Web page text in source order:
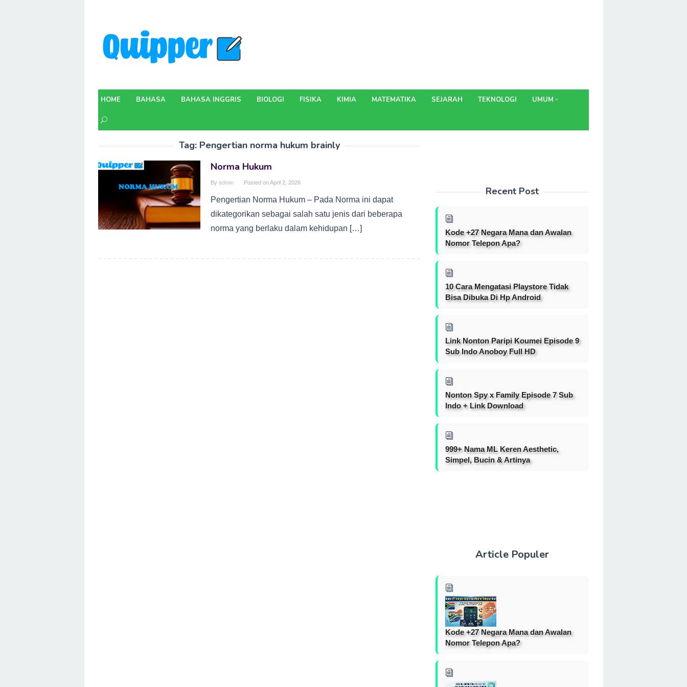
content
HOME BAHASA BAHASA INGGRIS BIOLOGI FISIKA KIMIA MATEMATIKA SEJARAH TEKNOLOGI UMUM
Tag: Pengertian norma hukum brainly
Norma Hukum
By admin Posted onApril 2, 2026
Pengertian Norma Hukum – Pada Norma ini dapat
dikategorikan sebagai salah satu jenis dari beberapa
norma yang berlaku dalam kehidupan […]
Recent Post
Kode +27 Negara Mana dan Awalan
Nomor Telepon Apa?
10 Cara Mengatasi Playstore Tidak
Bisa Dibuka Di Hp Android
Link Nonton Paripi Koumei Episode 9
Sub Indo Anoboy Full HD
Nonton Spy x Family Episode 7 Sub
Indo + Link Download
999+ Nama ML Keren Aesthetic,
Simpel, Bucin & Artinya
Article Populer
Kode +27 Negara Mana dan Awalan
Nomor Telepon Apa?